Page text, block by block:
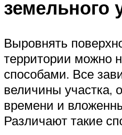
земельного
Выровнять
территории можно
способами. Все
величины участка,
времени и
Различают такие